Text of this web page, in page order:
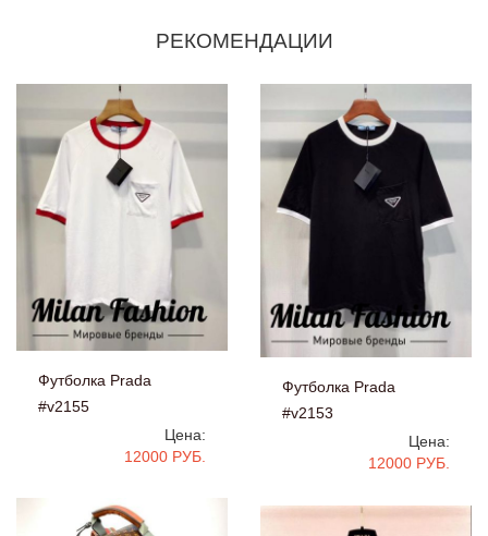
РЕКОМЕНДАЦИИ
Футболка Prada
#v2155
Цена:
12000 РУБ.
Футболка Prada
#v2153
Цена:
12000 РУБ.